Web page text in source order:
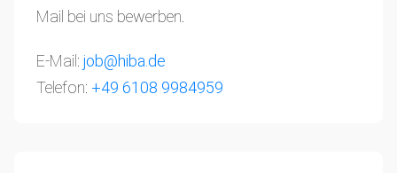
Mail bei uns bewerben.
E-Mail: job@hiba.de
Telefon: +49 6108 9984959